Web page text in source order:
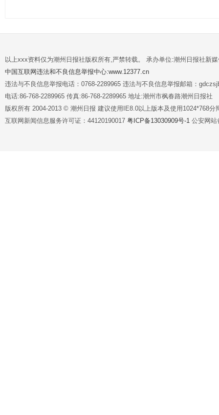
以上xxx资料仅为潮州日报社版权所有,严禁转载。 承办单位:潮州日报社新
中国互联网违法和不良信息举报中心:www.12377.cn
违法与不良信息举报电话：0768-2289965 违法与不良信息举报邮箱：
电话:86-768-2289965 传真:86-768-2289965 地址:潮州市枫春路潮州日报社
版权所有 2004-2013 © 潮州日报 建议使用IE8.0以上版本及使用1024*768分
互联网新闻信息服务许可证：44120190017 粤ICP备13030909号-1 公安网站